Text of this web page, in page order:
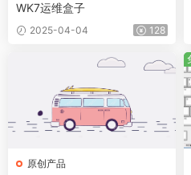
WK7运维盒子
2025-04-04 128
原创产品